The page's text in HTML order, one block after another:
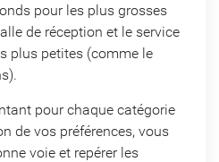
pour les plus grosses
de réception et le service
plus petites (comme le
pour chaque catégorie
de vos préférences, vous
voie et repérer les